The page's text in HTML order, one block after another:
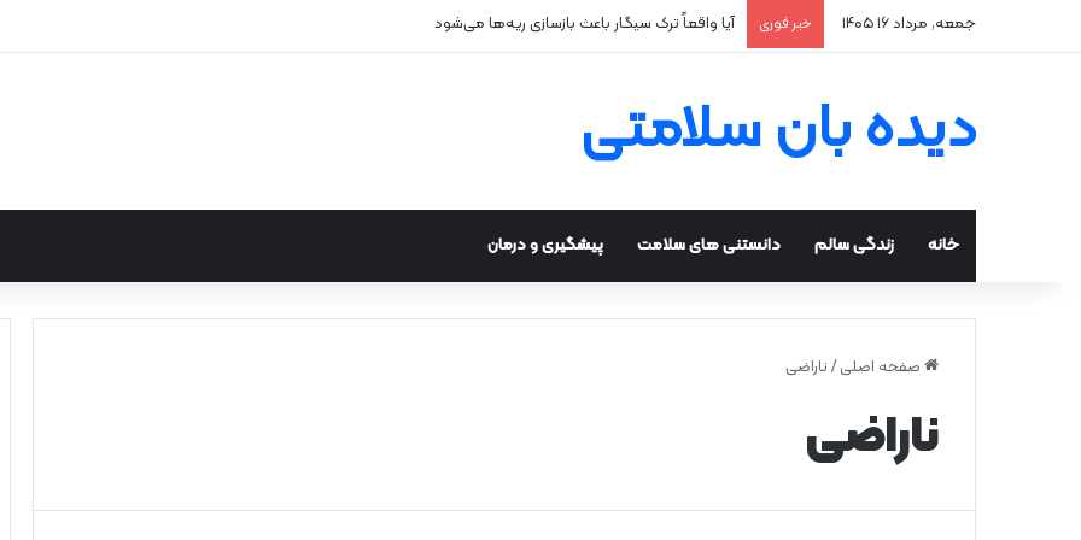
جمعه, مرداد ۱۶ ۱۴۰۵ خبر فوری آیا واقعاً ترک سیگار باعث بازسازی ریه‌ها می‌شود
دیده بان سلامتی
خانه زندگی سالم دانستنی های سلامت پیشگیری و درمان
صفحه اصلی / ناراضی
ناراضی